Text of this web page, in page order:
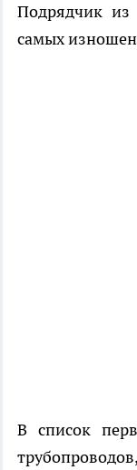
Подрядчик
самых
В список